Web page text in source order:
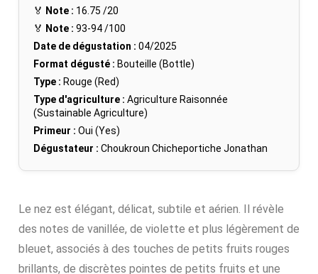
🏅 Note : 16.75 /20
🏅 Note : 93-94/100
Date de dégustation : 04/2025
Format dégusté : Bouteille (Bottle)
Type : Rouge (Red)
Type d'agriculture : Agriculture Raisonnée
(Sustainable Agriculture)
Primeur : Oui (Yes)
Dégustateur : Choukroun Chicheportiche Jonathan
Le nez est élégant, délicat, subtile et aérien. Il révèle
des notes de vanillée, de violette et plus légèrement de
bleuet, associés à des touches de petits fruits rouges
brillants, de discrètes pointes de petits fruits et une